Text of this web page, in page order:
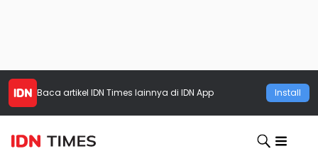
Baca artikel IDN Times lainnya di IDN App Install